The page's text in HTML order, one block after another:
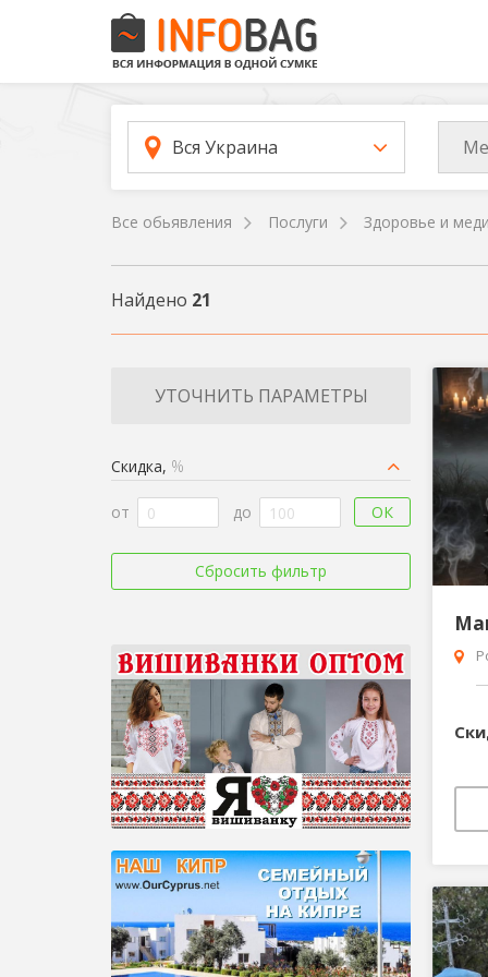
Вся Украина
Все обьявления Послуги Здоровье и
Найдено 21
УТОЧНИТЬ ПАРАМЕТРЫ
Скидка, %
от до ОК
Сбросить фильтр